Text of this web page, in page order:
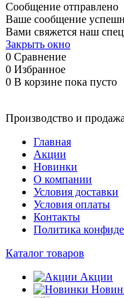
Сообщение отправлено
Ваше сообщение
Вами свяжется наш
Закрыть окно
0 Сравнение
0 Избранное
0 В корзине пока пусто
Производство и
Главная
Акции
Новинки
О компании
Условия доставки
Условия оплаты
Контакты
Политика
Каталог товаров
Акции